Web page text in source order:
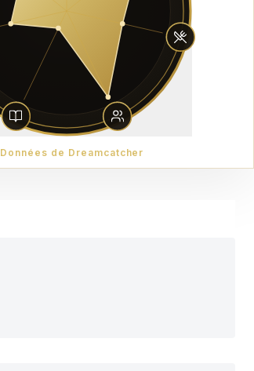
Données de Dreamcatcher